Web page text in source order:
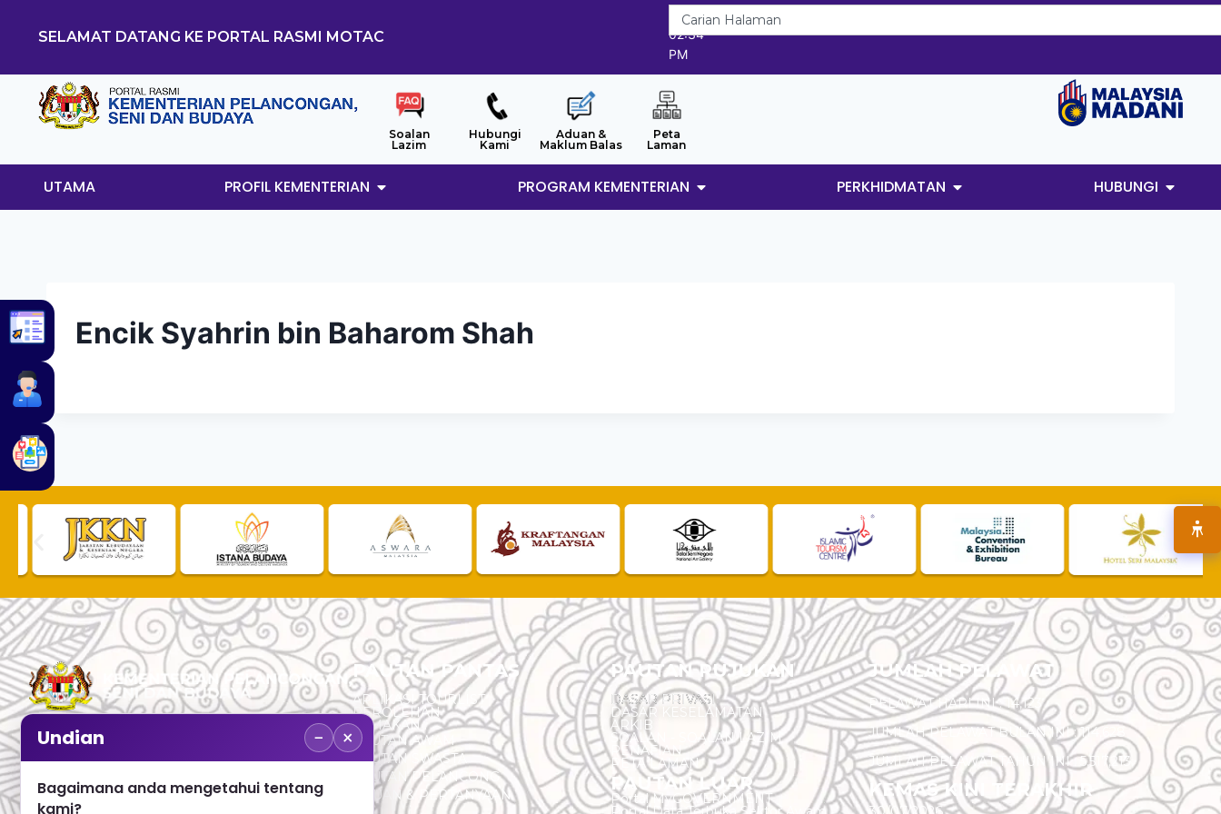
SELAMAT DATANG KE PORTAL RASMI MOTAC
8/8/2026
02:34
PM
Soalan
Lazim
Hubungi
Kami
Aduan &
Maklum Balas
Peta
Laman
UTAMA PROFIL KEMENTERIAN PROGRAM KEMENTERIAN PERKHIDMATAN HUBUNGI
Encik Syahrin bin Baharom Shah
No. 2, Menara 1, Jalan P5/6, Presint 5,
+603 8000 8000
PAUTAN PANTAS
APLIKASI TOURLIST
PEROLEHAN
SEMAKAN
PAUTAN AWAM
PAUTAN SWASTA
PAUTAN PELANCONG
ADUAN & PERTANYAAN
PAUTAN RUJUKAN
DASAR PRIVASI
DASAR KESELAMATAN
ARKIB
SOALAN - SOALAN LAZIM
PENAFIAN
PETA LAMAN
PAUTAN LUAR
Portal MyGOVERNMENT
JUMLAH PELAWAT
PELAWAT HARI INI : 14,123
JUMLAH PELAWAT BULAN INI : 114,628
JUMLAH PELAWAT TAHUN INI : 5,517,213
KEMAS KINI TERAKHIR
Undian − ×
Bagaimana anda mengetahui tentang
kami?